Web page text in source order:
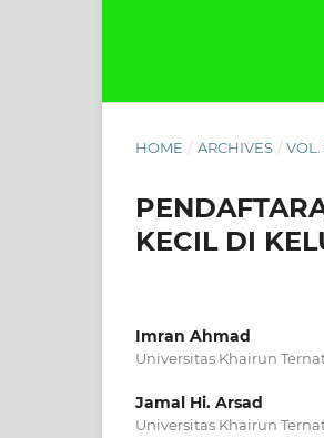
HOME / ARCHIVES / VOL.
KECIL DI
Imran Ahmad
Universitas Khairun
Jamal Hi. Arsad
Universitas Khairun